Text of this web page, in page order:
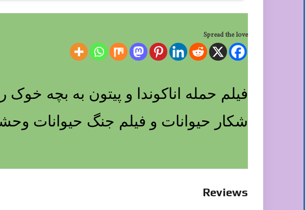
Spread the love
فیلم حمله اناکوندا و پیتون به بچه
شکار حیوانات و فیلم جنگ حیوانات
Reviews